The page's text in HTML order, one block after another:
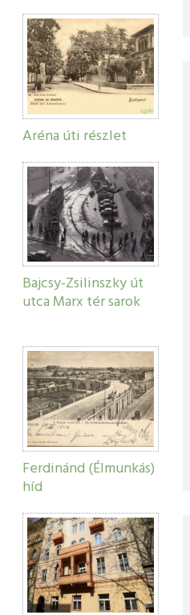
Aréna úti részlet
Bajcsy-Zsilinszky út
utca Marx tér sarok
Ferdinánd (Élmunkás)
híd